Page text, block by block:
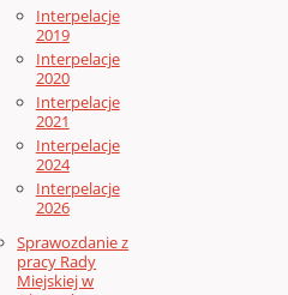
Interpelacje
2019
Interpelacje
2020
Interpelacje
2021
Interpelacje
2024
Interpelacje
2026
Sprawozdanie z
pracy Rady
Miejskiej w